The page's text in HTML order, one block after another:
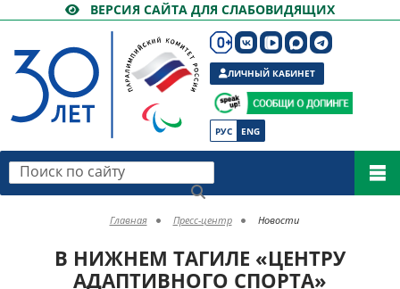
ВЕРСИЯ САЙТА ДЛЯ СЛАБОВИДЯЩИХ
РУС ENG
ЛИЧНЫЙ КАБИНЕТ
Поиск по сайту
Главная Пресс-центр Новости
В НИЖНЕМ ТАГИЛЕ «ЦЕНТРУ
АДАПТИВНОГО СПОРТА»